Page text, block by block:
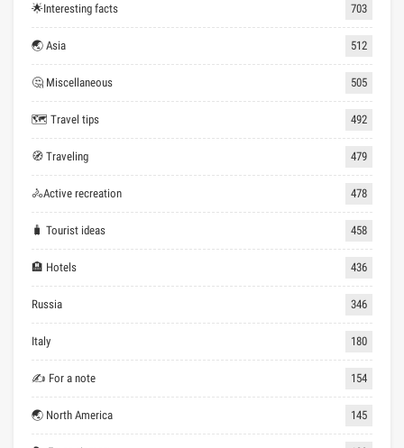
🌟Interesting facts 703
🌏 Asia 512
🤔 Miscellaneous 505
🗺 Travel tips 492
🧭 Traveling 479
🚴Active recreation 478
🧳 Tourist ideas 458
🏨 Hotels 436
Russia 346
Italy 180
✍ For a note 154
🌏 North America 145